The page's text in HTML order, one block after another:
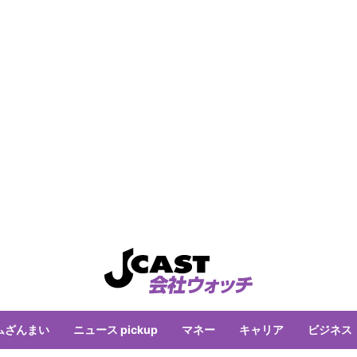
ざんまい ニュース pickup マネー キャリア ビジネス